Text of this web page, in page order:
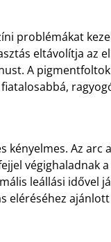
problémákat
eltávolítja az
A
kényelmes. Az arc
végighaladnak
leállási idővel
eléréséhez